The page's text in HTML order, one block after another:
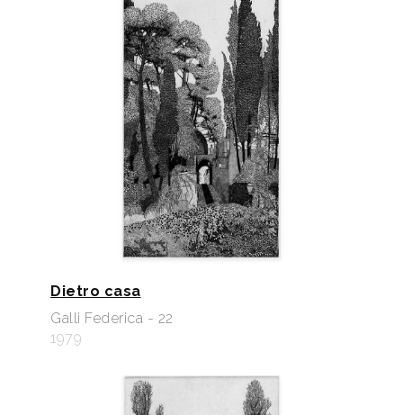
Dietro casa
Galli Federica - 22
1979